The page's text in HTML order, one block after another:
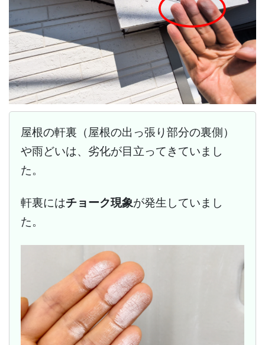
屋根の軒裏（屋根の出っ張り部分の裏側）
や雨どいは、劣化が目立ってきていまし
た。
軒裏にはチョーク現象が発生していまし
た。